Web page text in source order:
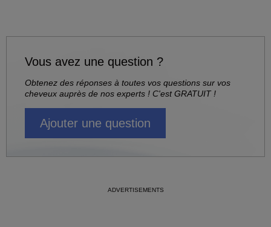
Vous avez une question ?
Obtenez des réponses à toutes vos questions sur vos
cheveux auprès de nos experts ! C'est GRATUIT !
Ajouter une question